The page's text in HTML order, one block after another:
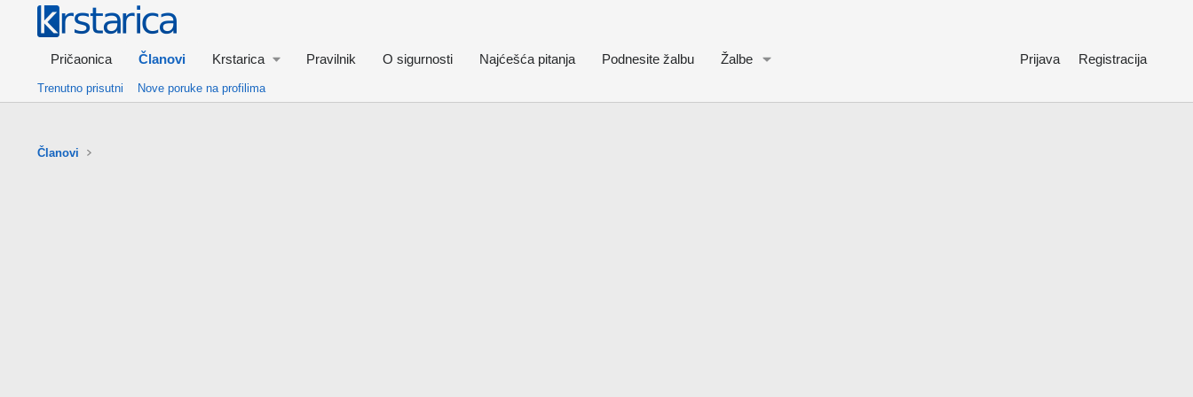
Pričaonica Članovi Krstarica Pravilnik O sigurnosti Najćešća pitanja Podnesite žalbu Žalbe Prijava Registracija
Trenutno prisutni Nove poruke na profilima
Članovi